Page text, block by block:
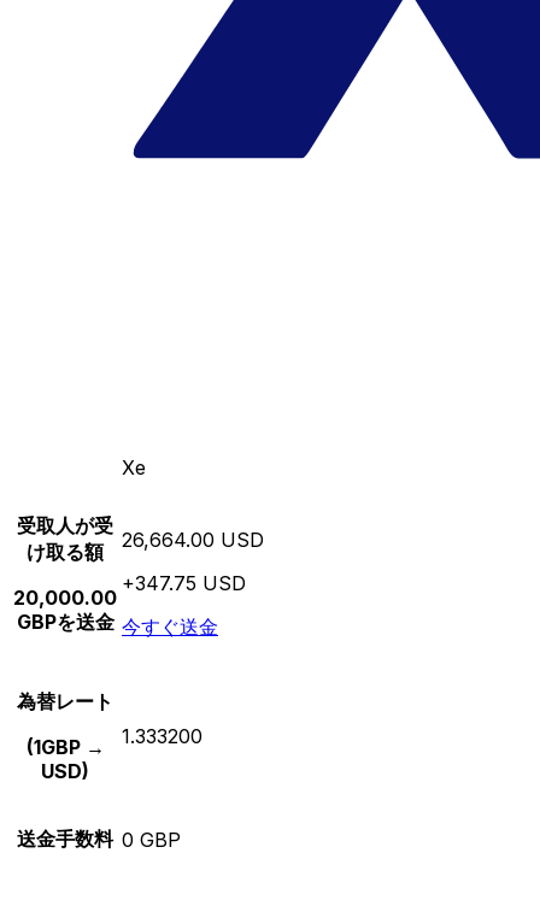
Xe
受取人が受
け取る額
20,000.00
GBPを送金
26,664.00 USD
+347.75 USD
今すぐ送金
為替レート
(1GBP →
USD)
1.333200
送金手数料 0 GBP